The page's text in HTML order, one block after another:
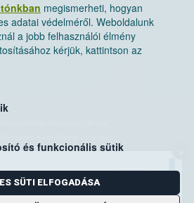
megismerheti, hogyan
adatai védelméről. Weboldalunk
a jobb felhasználói élmény
kérjük, kattintson az
és funkcionális sütik
SÜTI ELFOGADÁSA
biztonsági Hivatal
cím: 1525 Budapest. Pf. 30.
ugyfelszolgalat@nebih.gov.hu